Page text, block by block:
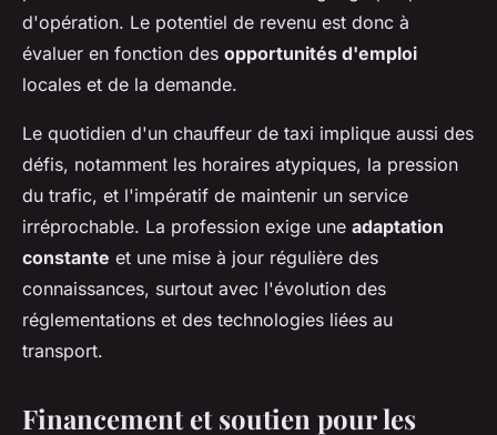
d'opération. Le potentiel de revenu est donc à
évaluer en fonction des opportunités d'emploi
locales et de la demande.
Le quotidien d'un chauffeur de taxi implique aussi des
défis, notamment les horaires atypiques, la pression
du trafic, et l'impératif de maintenir un service
irréprochable. La profession exige une adaptation
constante et une mise à jour régulière des
connaissances, surtout avec l'évolution des
réglementations et des technologies liées au
transport.
Financement et soutien pour les